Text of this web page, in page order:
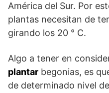
América del Sur. Por
plantas necesitan de
girando los 20 ° C.
Algo a tener en
plantar begonias, es
de determinado nivel